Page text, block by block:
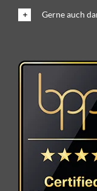
Gerne auch